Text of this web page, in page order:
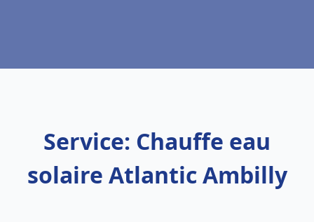
Service: Chauffe eau
solaire Atlantic Ambilly